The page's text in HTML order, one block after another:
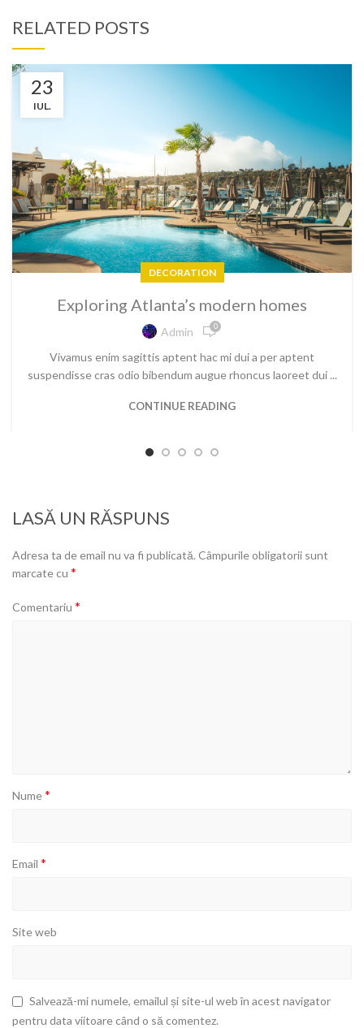
RELATED POSTS
23
IUL.
DECORATION
Exploring Atlanta’s modern homes
Admin 0
Vivamus enim sagittis aptent hac mi dui a per aptent
suspendisse cras odio bibendum augue rhoncus laoreet dui ...
CONTINUE READING
LASĂ UN RĂSPUNS
Adresa ta de email nu va fi publicată. Câmpurile obligatorii sunt
marcate cu *
Comentariu *
Nume*
Email *
Site web
Salvează-mi numele, emailul și site-ul web în acest navigator
pentru data viitoare când o să comentez.